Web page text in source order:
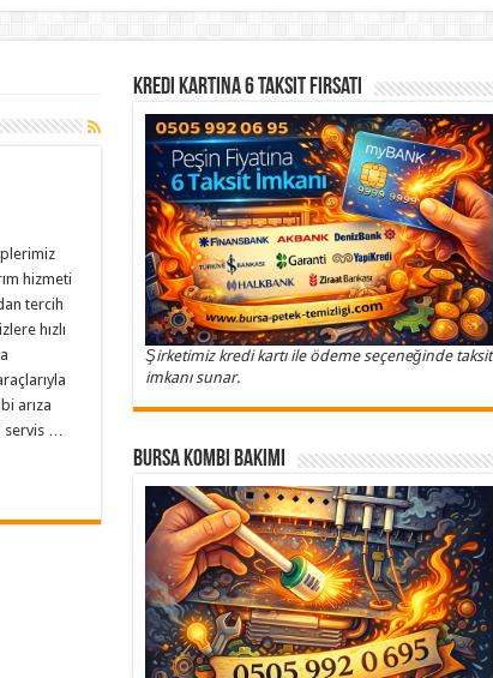
hizmeti
tercih
hızlı
arıza
servis …
Kredi Kartına 6 Taksit Fırsatı
Şirketimiz kredi kartı ile ödeme seçeneğinde taksit
imkanı sunar.
Bursa Kombi Bakımı